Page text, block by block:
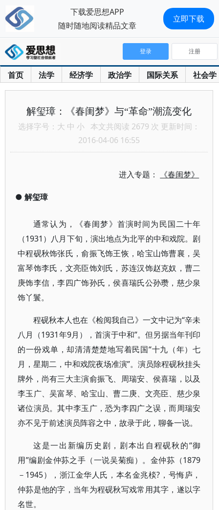
首页 法学 经济学 政治学 国际关系 社会学
登录 注册
解玺璋：《春闺梦》与“革命”潮流变化
选择字号： 大 中 小 本文共阅读 2679 次 更新时间：
2016-04-06 16:55
进入专题： 《春闺梦》
● 解玺璋
通常认为，《春闺梦》首演时间为民国二十年
（1931）八月下旬，演出地点为北平的中和戏院。剧
中程砚秋饰张氏，俞振飞饰王恢，哈宝山饰曹襄，吴
富琴饰李氏，文亮臣饰刘氏，苏连汉饰赵克奴，曹二
庚饰李信，李四广饰孙氏，侯喜瑞氏公孙瓒，慈少泉
饰丫鬟。
程砚秋本人也在《检阅我自己》一文中记为“辛未
八月（1931年9月），首演于中和”。但另据当年刊印
的一份戏单，却清清楚楚地写着民国“十九（年）七
月，星期二，中和戏院夜场准演”。演员除程砚秋挂头
牌外，尚有三大主演俞振飞、周瑞安、侯喜瑞，以及
李玉广、吴富琴、哈宝山、曹二庚、文亮臣、慈少泉
诸位演员。其中李玉广，恐为李四广之误，而周瑞安
亦不见于前述演员阵容之中，故录于此，聊备一说。
这是一出新编历史剧，剧本出自程砚秋的“御
用”编剧金仲荪之手（一说吴菊痴）。金仲荪（1879
－1945），浙江金华人氏，本名金兆棪?，号悔庐，
仲荪是他的字，当年为程砚秋写戏常用其字，遂以字
名世。
下载爱思想APP
随时随地阅读精品文章
立即下载